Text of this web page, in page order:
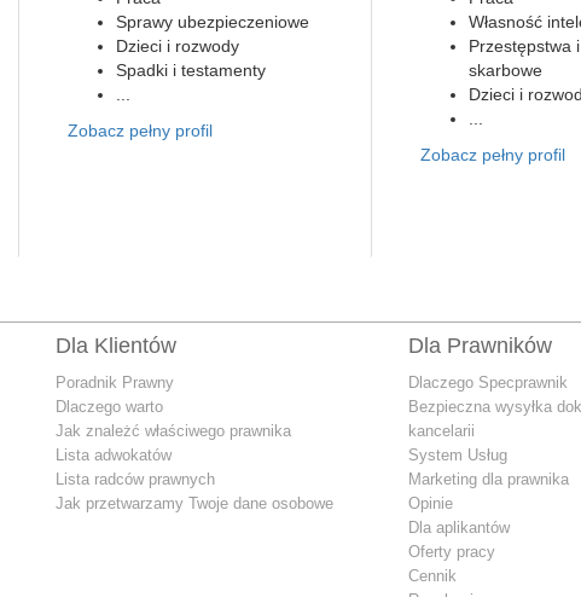
Sprawy ubezpieczeniowe
Dzieci i rozwody
Spadki i testamenty
Zobacz pełny profil
Własność
Przestępstwa
skarbowe
Dzieci i
Zobacz pełny profil
Dla Klientów
Poradnik Prawny
Dlaczego warto
Jak znależć właściwego prawnika
Lista adwokatów
Lista radców prawnych
Jak przetwarzamy Twoje dane osobowe
Dla Prawników
Dlaczego Specprawnik
Bezpieczna wysyłka
kancelarii
System Usług
Marketing dla prawnika
Opinie
Dla aplikantów
Oferty pracy
Cennik